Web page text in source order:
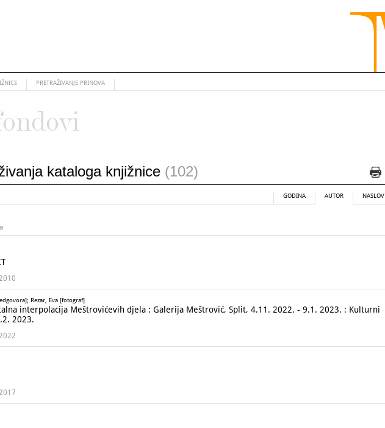
PRETRAŽIVANJE PRINOVA
kataloga knjižnice (102)
GODINA AUTOR NASLOV
Rezar, Eva [fotograf]
interpolacija Meštrovićevih djela : Galerija Meštrović, Split, 4.11. 2022. - 9.1. 2023. : Kulturni
2023.